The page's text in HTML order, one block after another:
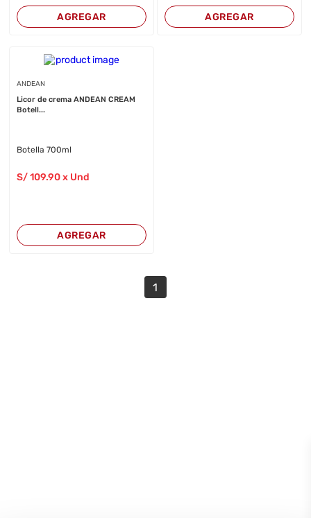
AGREGAR AGREGAR
ANDEAN
Licor de crema ANDEAN CREAM
Botell...
Botella 700ml
S/109.90 x Und
AGREGAR
1